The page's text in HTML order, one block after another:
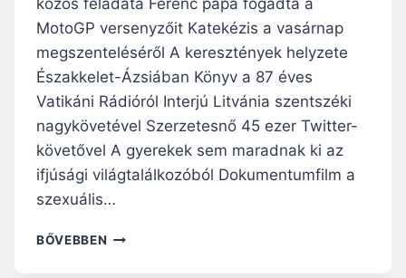
közös feladata Ferenc pápa fogadta a
MotoGP versenyzőit Katekézis a vasárnap
megszenteléséről A keresztények helyzete
Északkelet-Ázsiában Könyv a 87 éves
Vatikáni Rádióról Interjú Litvánia szentszéki
nagykövetével Szerzetesnő 45 ezer Twitter-
követővel A gyerekek sem maradnak ki az
ifjúsági világtalálkozóból Dokumentumfilm a
szexuális…
BŐVEBBEN RÓMAI